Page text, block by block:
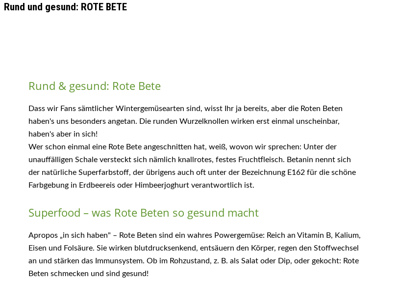
Rund und gesund: ROTE BETE
Rund & gesund: Rote Bete
Dass wir Fans sämtlicher Wintergemüsearten sind, wisst Ihr ja bereits, aber die Roten Beten
haben's uns besonders angetan. Die runden Wurzelknollen wirken erst einmal unscheinbar,
haben's aber in sich!
Wer schon einmal eine Rote Bete angeschnitten hat, weiß, wovon wir sprechen: Unter der
unauffälligen Schale versteckt sich nämlich knallrotes, festes Fruchtfleisch. Betanin nennt sich
der natürliche Superfarbstoff, der übrigens auch oft unter der Bezeichnung E162 für die schöne
Farbgebung in Erdbeereis oder Himbeerjoghurt verantwortlich ist.
Superfood – was Rote Beten so gesund macht
Apropos „in sich haben" – Rote Beten sind ein wahres Powergemüse: Reich an Vitamin B, Kalium,
Eisen und Folsäure. Sie wirken blutdrucksenkend, entsäuern den Körper, regen den Stoffwechsel
an und stärken das Immunsystem. Ob im Rohzustand, z. B. als Salat oder Dip, oder gekocht: Rote
Beten schmecken und sind gesund!